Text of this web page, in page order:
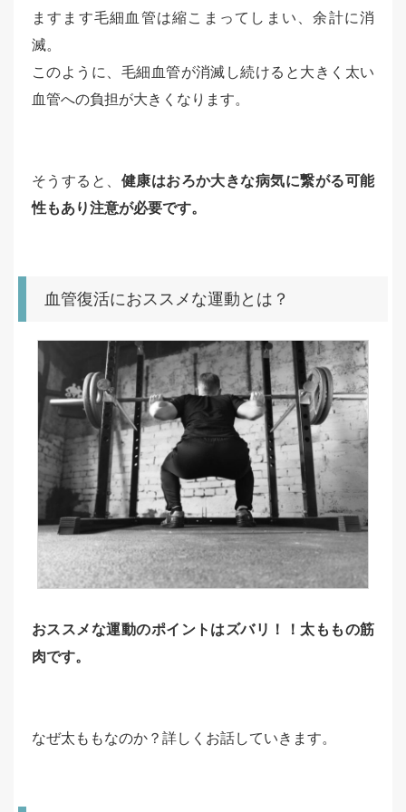
ますます毛細血管は縮こまってしまい、余計に消
滅。
このように、毛細血管が消滅し続けると大きく太い
血管への負担が大きくなります。
そうすると、 健康はおろか大きな病気に繋がる可能
性もあり注意が必要です。
血管復活におススメな運動とは？
おススメな運動のポイントはズバリ！！太ももの筋
肉です。
なぜ太ももなのか？詳しくお話していきます。